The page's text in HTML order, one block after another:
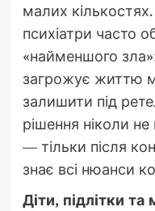
малих
психіатри часто
«найменшого
загрожує життю
залишити під
рішення ніколи
— тільки після
знає всі нюанси
Діти, підлітки